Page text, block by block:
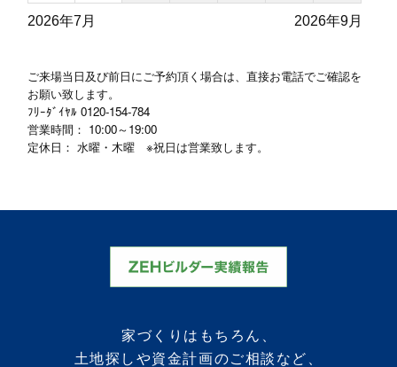
2026年7月 2026年9月
ご来場当日及び前日にご予約頂く場合は、直接お電話でご確認を
お願い致します。
ﾌﾘｰﾀﾞｲﾔﾙ0120-154-784
営業時間： 10:00～19:00
定休日： 水曜・木曜 ※祝日は営業致します。
家づくりはもちろん、
土地探しや資金計画のご相談など、